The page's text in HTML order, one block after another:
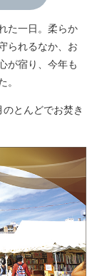
た一日。柔らか
られるなか、お
が宿り、今年も
。
とんどでお焚き